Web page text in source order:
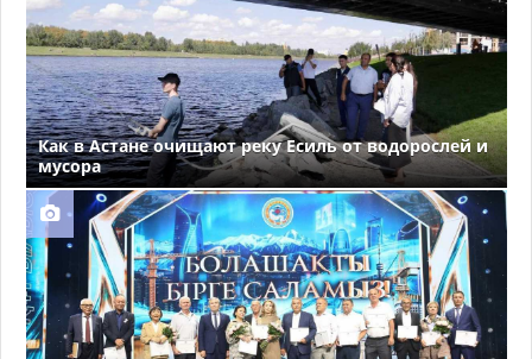
Как в Астане очищают реку Есиль от водорослей и
мусора